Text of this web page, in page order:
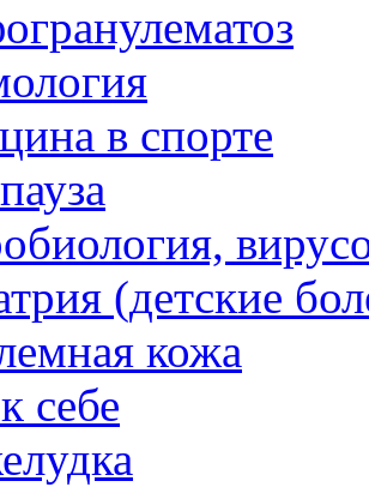
в спорте
(детские
кожа
себе